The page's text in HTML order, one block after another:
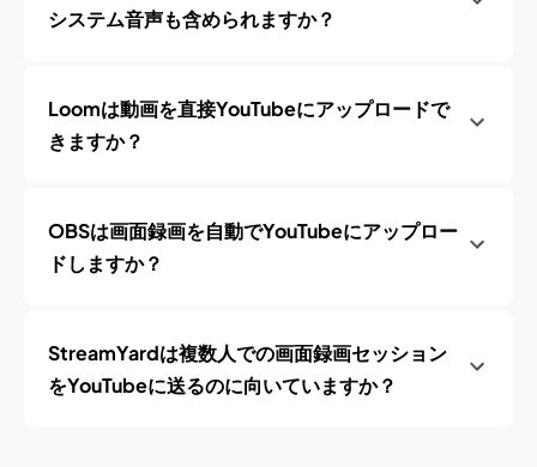
システム音声も含められますか？
Loomは動画を直接YouTubeにアップロードで
きますか？
OBSは画面録画を自動でYouTubeにアップロー
ドしますか？
StreamYardは複数人での画面録画セッション
をYouTubeに送るのに向いていますか？